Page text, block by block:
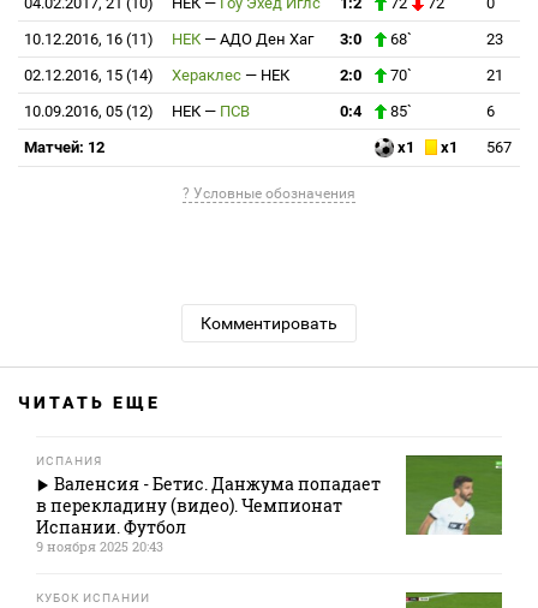
10.12.2016, 16 (11)
НЕК — АДО Ден Хаг 3:0 68`
23
02.12.2016, 15 (14)
Хераклес — НЕК 2:0 70`
21
10.09.2016, 05 (12)
НЕК — ПСВ 0:4 85`
6
Матчей: 12
x1 x1 567
? Условные обозначения
Комментировать
ЧИТАТЬ ЕЩЕ
ИСПАНИЯ
Валенсия - Бетис. Данжума попадает
в перекладину (видео). Чемпионат
Испании. Футбол
9 ноября 2025 20:43
КУБОК ИСПАНИИ